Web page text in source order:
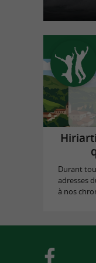
Durant
adresses
à nos